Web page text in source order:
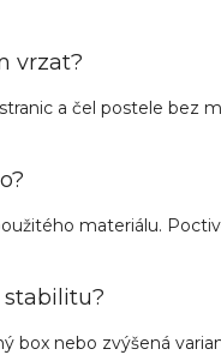
vrzat?
a čel postele bez
materiálu.
box nebo zvýšená